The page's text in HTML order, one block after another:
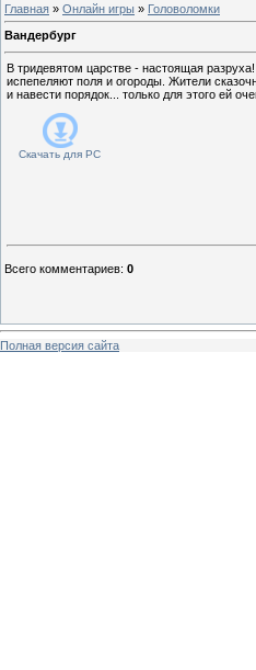
Главная » Онлайн игры » Головоломки
Вандербург
В тридевятом царстве - настоящая
испепеляют поля и огороды. Жители
и навести порядок... только для этого ей
Скачать для PC
Всего комментариев: 0
Полная версия сайта